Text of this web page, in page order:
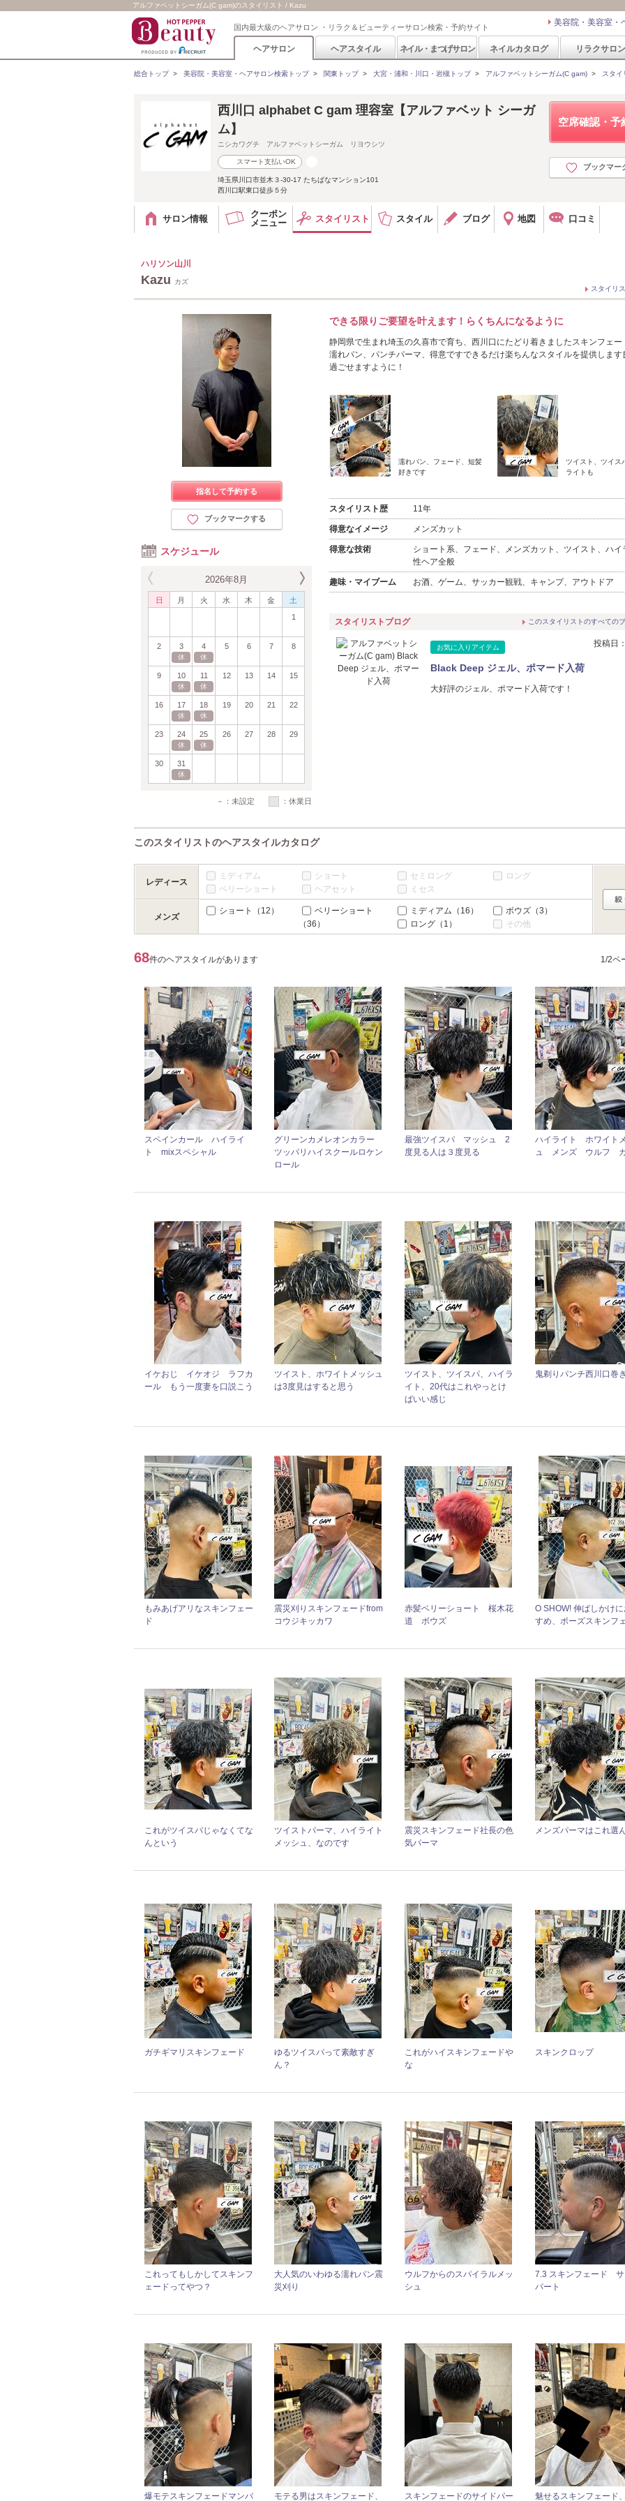
アルファベットシーガム(C gam)のスタイリスト / Kazu
国内最大級のヘアサロン ・リラク＆ビューティーサロン検索・予約サイト 美容院・美容室・
ヘアサロン ヘアスタイル ネイル・まつげサロン ネイルカタログ リラクサロン
総合トップ> 美容院・美容室・ヘアサロン検索トップ> 関東トップ> 大宮・浦和・川口・岩槻トップ> アルファベットシーガム(C gam) > スタイ
空席確認・予
ブックマー
西川口 alphabet C gam 理容室【アルファベット シーガ
ム】
ニシカワグチ アルファベットシーガム リヨウシツ
スマート支払いOK
埼玉県川口市並木３-30-17 たちばなマンション101
西川口駅東口徒歩５分
サロン情報
クーポン
メニュー
スタイリスト スタイル ブログ 地図 口コミ
ハリソン山川
Kazu
カズ
スタイリ
指名して予約する
ブックマークする
スケジュール
2026年8月
日 月 火 水 木 金
土
1
2 3
休
4
休
5 6 7 8
9 10
休
11
休
12 13 14 15
16 17
休
18
休
19 20 21 22
23 24
休
25
休
26 27 28 29
30 31
休
2026年9月
1
休
3
7
休
8
休
9 10 12
16
2026年10月
1
4 5 10
休 休
13
休
15 16
－ ：未設定 ：休業日
できる限りご要望を叶えます！らくちんになるように
静岡県で生まれ埼玉の久喜市で育ち、西川口にたどり着きましたスキンフェー
濡れパン、パンチパーマ、得意ですできるだけ楽ちんなスタイルを提供します
過ごせますように！
濡れパン、フェード、短髪
好きです
ツイスト、ツイス
ライトも
スタイリスト歴 11年
得意なイメージ メンズカット
得意な技術
ショート系、フェード、メンズカット、ツイスト、ハイ
性ヘア全般
趣味・マイブーム お酒、ゲーム、サッカー観戦、キャンプ、アウトドア
スタイリストブログ このスタイリストのすべての
お気に入りアイテム 投稿日
Black Deep ジェル、ポマード入荷
大好評のジェル、ポマード入荷です！
このスタイリストのヘアスタイルカタログ
レディース
ミディアム ショート セミロング
ロング
ベリーショート
ヘアセット ミセス
メンズ
ショート （12）
ベリーショート
（36）
ミディアム （16） ボウズ （3）
ロング （1） その他
68件のヘアスタイルがあります 1/2ペ
スペインカール ハイライ
ト mixスペシャル
グリーンカメレオンカラー
ツッパリハイスクールロケン
ロール
最強ツイスパ マッシュ 2
度見る人は３度見る
ハイライト ホワイト
ュ メンズ ウルフ
イケおじ イケオジ ラフカ
ール もう一度妻を口説こう
ツイスト、ホワイトメッシュ
は3度見はすると思う
ツイスト、ツイスパ、ハイラ
イト、20代はこれやっとけ
ばいい感じ
鬼剃りパンチ西川口巻
もみあげアリなスキンフェー
ド
震災刈りスキンフェードfrom
コウジキッカワ
赤髪ベリーショート 桜木花
道 ボウズ
O SHOW! 伸ばしかけ
すめ、ボーズスキンフ
これがツイスパじゃなくてな
んという
ツイストパーマ、ハイライト
メッシュ、なのです
震災スキンフェード社長の色
気パーマ
メンズパーマはこれ選
ガチギマリスキンフェード
ゆるツイスパって素敵すぎ
ん？
これがハイスキンフェードや
な
スキンクロップ
これってもしかしてスキンフ
ェードってやつ？
大人気のいわゆる濡れパン震
災刈り
ウルフからのスパイラルメッ
シュ
7.3 スキンフェード サ
パート
爆モテスキンフェードマンバ モテる男はスキンフェード、 スキンフェードのサイドパー 魅せるスキンフェード